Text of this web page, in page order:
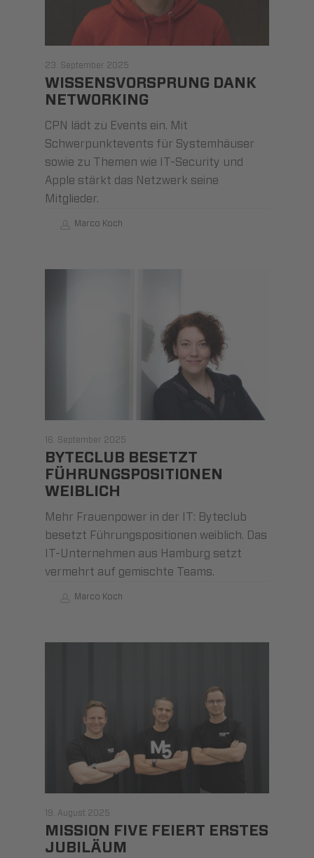
23. September 2025
WISSENSVORSPRUNG DANK
NETWORKING
CPN lädt zu Events ein. Mit
Schwerpunktevents für Systemhäuser
sowie zu Themen wie IT-Security und
Apple stärkt das Netzwerk seine
Mitglieder.
Marco Koch
16. September 2025
BYTECLUB BESETZT
FÜHRUNGSPOSITIONEN
WEIBLICH
Mehr Frauenpower in der IT: Byteclub
besetzt Führungspositionen weiblich. Das
IT-Unternehmen aus Hamburg setzt
vermehrt auf gemischte Teams.
Marco Koch
19. August 2025
MISSION FIVE FEIERT ERSTES
JUBILÄUM